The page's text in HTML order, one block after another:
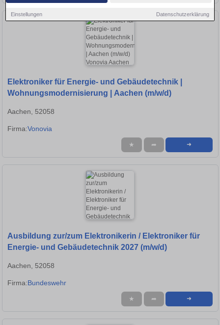
Einstellungen Datenschutzerklärung
Elektroniker für Energie- und Gebäudetechnik |
Wohnungsmodernisierung | Aachen (m/w/d)
Aachen, 52058
Firma:Vonovia
★ ➦ ➜
Ausbildung zur/zum Elektronikerin / Elektroniker für
Energie- und Gebäudetechnik 2027 (m/w/d)
Aachen, 52058
Firma:Bundeswehr
★ ➦ ➜